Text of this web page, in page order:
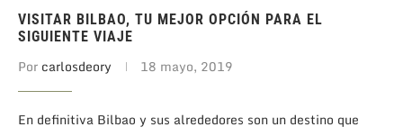
VISITAR BILBAO, TU MEJOR OPCIÓN PARA EL
SIGUIENTE VIAJE
Por carlosdeory 18 mayo, 2019
En definitiva Bilbao y sus alrededores son un destino que